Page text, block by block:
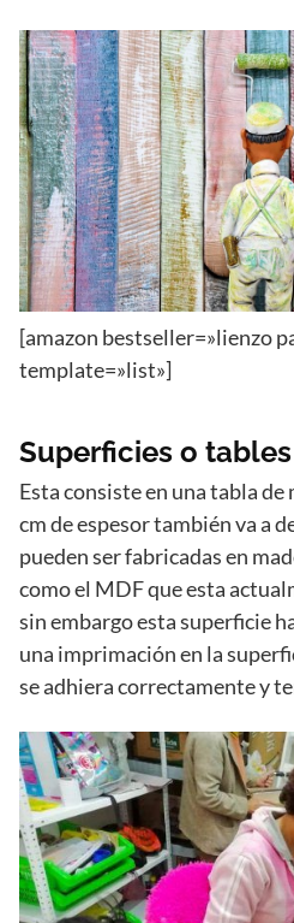
[amazon bestseller=»lienzo
template=»list»]
Superficies o
Esta consiste en una tabla de
cm de espesor también va a
pueden ser fabricadas en
como el MDF que esta
sin embargo esta superficie
una imprimación en la
se adhiera correctamente y